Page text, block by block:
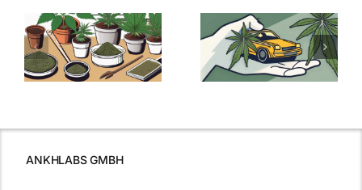
Grenzwert-
Regelung:
Was Sie über
Cannabis und
müssen
Cannabis
Samen
kaufen: Alles
was Sie
ANKHLABS GMBH